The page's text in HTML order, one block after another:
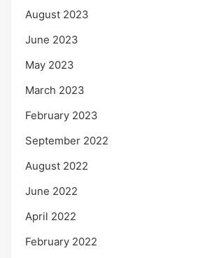
August 2023
June 2023
May 2023
March 2023
February 2023
September 2022
August 2022
June 2022
April 2022
February 2022